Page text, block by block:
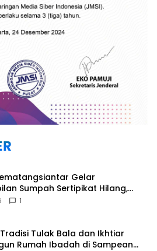
Gelar
Sumpah Sertipikat Hilang,
Hukum Pertanahan
1
Tulak Bala dan Ikhtiar
Rumah Ibadah di Sampean